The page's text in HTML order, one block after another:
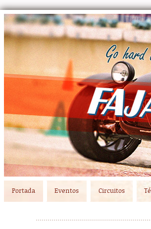
Skip to primary content
Skip to secondary content
Portada Eventos Circuitos